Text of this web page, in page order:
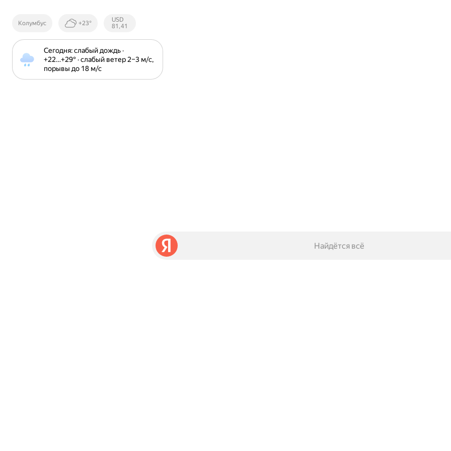
Колумбус +23°
Курсы ЦБ
РФ
USD
81,41
Сегодня: слабый дождь ·
+22⁠…⁠+29⁠° · слабый ветер 2⁠–⁠3 м⁠/⁠с,
порывы до 18 м⁠/⁠с